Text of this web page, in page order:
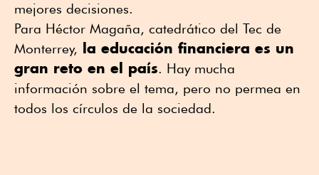
mejores decisiones.
Para Héctor Magaña, catedrático del Tec de
Monterrey,
la educación financiera es un
gran reto en el país. Hay mucha
información sobre el tema, pero no permea en
todos los círculos de la sociedad.